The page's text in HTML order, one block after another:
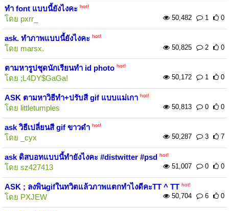
ทำ font แบบนี้ยังไงคะ hot!
โดย pxrr_ 50,482 1 0
ask. ทำภาพแบบนี้ยังไงคะ hot!
โดย marsx. 50,825 2 0
ตามหารูปชุดนักเรียนทำ id photo hot!
โดย ;L4DY$GaGa! 50,172 1 0
ASK ตามหาวิธีทำ+ปรับสี gif แบบแม่เกา hot!
โดย littletumples 50,813 0 0
ask วิธีเปลี่ยนสี gif ขาวดำ hot!
โดย _cyx 50,287 3 7
ask ดิสบอทแบบนี้ทำยังไงคะ #distwitter #psd hot!
โดย sz427413 51,007 0 0
ASK ; ลงพินgifในทวิตแล้วภาพแตกทำไงดีคะTT ^ TT hot!
โดย PXJEW 50,704 6 0